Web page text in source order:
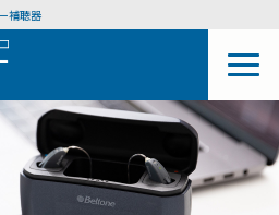
補聴器